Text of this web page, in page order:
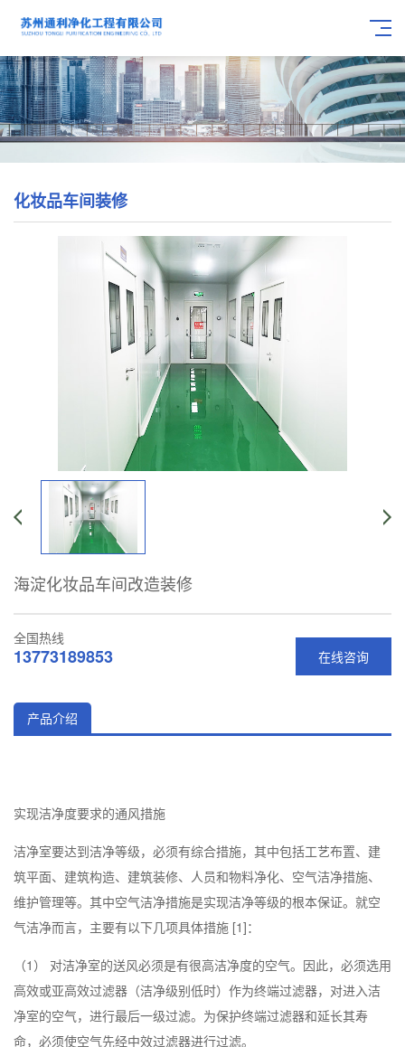
化妆品车间装修
海淀化妆品车间改造装修
在线咨询
全国热线
13773189853
产品介绍
实现洁净度要求的通风措施
洁净室要达到洁净等级，必须有综合措施，其中包括工艺布置、建
筑平面、建筑构造、建筑装修、人员和物料净化、空气洁净措施、
维护管理等。其中空气洁净措施是实现洁净等级的根本保证。就空
气洁净而言，主要有以下几项具体措施 [1]：
（1） 对洁净室的送风必须是有很高洁净度的空气。因此，必须选用
高效或亚高效过滤器（洁净级别低时）作为终端过滤器，对进入洁
净室的空气，进行最后一级过滤。为保护终端过滤器和延长其寿
命，必须使空气先经中效过滤器进行过滤。